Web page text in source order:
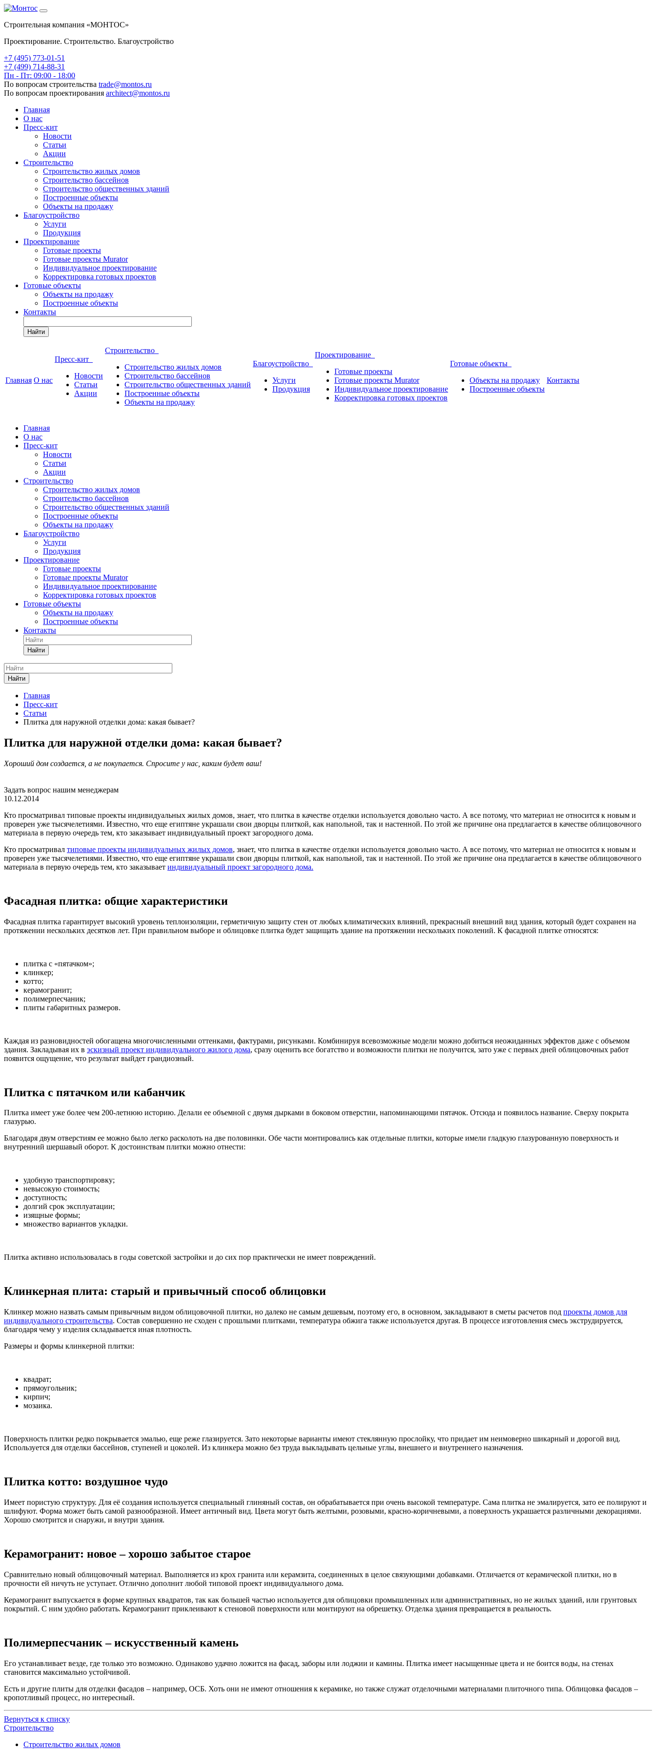
Строительная компания «МОНТОС»
Проектирование. Строительство. Благоустройство
+7 (495) 773-01-51
+7 (499) 714-88-31
Пн - Пт: 09:00 - 18:00
По вопросам строительства trade@montos.ru
По вопросам проектирования architect@montos.ru
Главная
О нас
Пресс-кит
Новости
Статьи
Акции
Строительство
Строительство жилых домов
Строительство бассейнов
Строительство общественных зданий
Построенные объекты
Объекты на продажу
Благоустройство
Услуги
Продукция
Проектирование
Готовые проекты
Готовые проекты Murator
Индивидуальное проектирование
Корректировка готовых проектов
Готовые объекты
Объекты на продажу
Построенные объекты
Контакты
Найти
Главная О нас
Пресс-кит
Новости
Статьи
Акции
Строительство
Строительство жилых домов
Строительство бассейнов
Строительство общественных зданий
Построенные объекты
Объекты на продажу
Благоустройство
Услуги
Продукция
Проектирование
Готовые проекты
Готовые проекты Murator
Индивидуальное проектирование
Корректировка готовых проектов
Готовые объекты
Объекты на продажу
Построенные объекты
Контакты
Главная
О нас
Пресс-кит
Новости
Статьи
Акции
Строительство
Строительство жилых домов
Строительство бассейнов
Строительство общественных зданий
Построенные объекты
Объекты на продажу
Благоустройство
Услуги
Продукция
Проектирование
Готовые проекты
Готовые проекты Murator
Индивидуальное проектирование
Корректировка готовых проектов
Готовые объекты
Объекты на продажу
Построенные объекты
Контакты
Найти
Найти
Главная
Пресс-кит
Статьи
Плитка для наружной отделки дома: какая бывает?
Плитка для наружной отделки дома: какая бывает?
Хороший дом создается, а не покупается. Спросите у нас, каким будет ваш!
Задать вопрос нашим менеджерам
10.12.2014
Кто просматривал типовые проекты индивидуальных жилых домов, знает, что плитка в качестве отделки используется довольно часто. А все потому, что материал не относится к новым и
проверен уже тысячелетиями. Известно, что еще египтяне украшали свои дворцы плиткой, как напольной, так и настенной. По этой же причине она предлагается в качестве облицовочного
материала в первую очередь тем, кто заказывает индивидуальный проект загородного дома.
Кто просматривал типовые проекты индивидуальных жилых домов, знает, что плитка в качестве отделки используется довольно часто. А все потому, что материал не относится к новым и
проверен уже тысячелетиями. Известно, что еще египтяне украшали свои дворцы плиткой, как напольной, так и настенной. По этой же причине она предлагается в качестве облицовочного
материала в первую очередь тем, кто заказывает индивидуальный проект загородного дома.
Фасадная плитка: общие характеристики
Фасадная плитка гарантирует высокий уровень теплоизоляции, герметичную защиту стен от любых климатических влияний, прекрасный внешний вид здания, который будет сохранен на
протяжении нескольких десятков лет. При правильном выборе и облицовке плитка будет защищать здание на протяжении нескольких поколений. К фасадной плитке относятся:
плитка с «пятачком»;
клинкер;
котто;
керамогранит;
полимерпесчаник;
плиты габаритных размеров.
Каждая из разновидностей обогащена многочисленными оттенками, фактурами, рисунками. Комбинируя всевозможные модели можно добиться неожиданных эффектов даже с объемом
здания. Закладывая их в эскизный проект индивидуального жилого дома, сразу оценить все богатство и возможности плитки не получится, зато уже с первых дней облицовочных работ
появится ощущение, что результат выйдет грандиозный.
Плитка с пятачком или кабанчик
Плитка имеет уже более чем 200-летнюю историю. Делали ее объемной с двумя дырками в боковом отверстии, напоминающими пятачок. Отсюда и появилось название. Сверху покрыта
глазурью.
Благодаря двум отверстиям ее можно было легко расколоть на две половинки. Обе части монтировались как отдельные плитки, которые имели гладкую глазурованную поверхность и
внутренний шершавый оборот. К достоинствам плитки можно отнести:
удобную транспортировку;
невысокую стоимость;
доступность;
долгий срок эксплуатации;
изящные формы;
множество вариантов укладки.
Плитка активно использовалась в годы советской застройки и до сих пор практически не имеет повреждений.
Клинкерная плита: старый и привычный способ облицовки
Клинкер можно назвать самым привычным видом облицовочной плитки, но далеко не самым дешевым, поэтому его, в основном, закладывают в сметы расчетов под проекты домов для
индивидуального строительства. Состав совершенно не сходен с прошлыми плитками, температура обжига также используется другая. В процессе изготовления смесь экструдируется,
благодаря чему у изделия складывается иная плотность.
Размеры и формы клинкерной плитки:
квадрат;
прямоугольник;
кирпич;
мозаика.
Поверхность плитки редко покрывается эмалью, еще реже глазируется. Зато некоторые варианты имеют стеклянную прослойку, что придает им неимоверно шикарный и дорогой вид.
Используется для отделки бассейнов, ступеней и цоколей. Из клинкера можно без труда выкладывать цельные углы, внешнего и внутреннего назначения.
Плитка котто: воздушное чудо
Имеет пористую структуру. Для её создания используется специальный глиняный состав, он обрабатывается при очень высокой температуре. Сама плитка не эмалируется, зато ее полируют и
шлифуют. Форма может быть самой разнообразной. Имеет античный вид. Цвета могут быть желтыми, розовыми, красно-коричневыми, а поверхность украшается различными декорациями.
Хорошо смотрится и снаружи, и внутри здания.
Керамогранит: новое – хорошо забытое старое
Сравнительно новый облицовочный материал. Выполняется из крох гранита или керамзита, соединенных в целое связующими добавками. Отличается от керамической плитки, но в
прочности ей ничуть не уступает. Отлично дополнит любой типовой проект индивидуального дома.
Керамогранит выпускается в форме крупных квадратов, так как большей частью используется для облицовки промышленных или административных, но не жилых зданий, или грунтовых
покрытий. С ним удобно работать. Керамогранит приклеивают к стеновой поверхности или монтируют на обрешетку. Отделка здания превращается в реальность.
Полимерпесчаник – искусственный камень
Его устанавливает везде, где только это возможно. Одинаково удачно ложится на фасад, заборы или лоджии и камины. Плитка имеет насыщенные цвета и не боится воды, на стенах
становится максимально устойчивой.
Есть и другие плиты для отделки фасадов – например, ОСБ. Хоть они не имеют отношения к керамике, но также служат отделочными материалами плиточного типа. Облицовка фасадов –
кропотливый процесс, но интересный.
Вернуться к списку
Строительство
Строительство жилых домов